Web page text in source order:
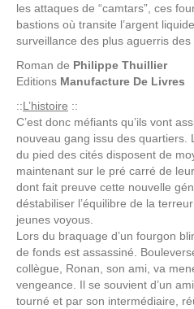
les attaques de “camtars”, ces
bastions où transite l’argent
surveillance des plus aguerris des
Roman de Philippe Thuillier
Editions Manufacture De Livres
::L’histoire ::
C’est donc méfiants qu’ils vont
nouveau gang issu des quartiers.
du pied des cités disposent de
maintenant sur le pré carré de
dont fait preuve cette nouvelle
déstabiliser l’équilibre de la
jeunes voyous.
Lors du braquage d’un fourgon
de fonds est assassiné.
collègue, Ronan, son ami, va
vengeance. Il se souvient d’un
tourné et par son intermédiaire,